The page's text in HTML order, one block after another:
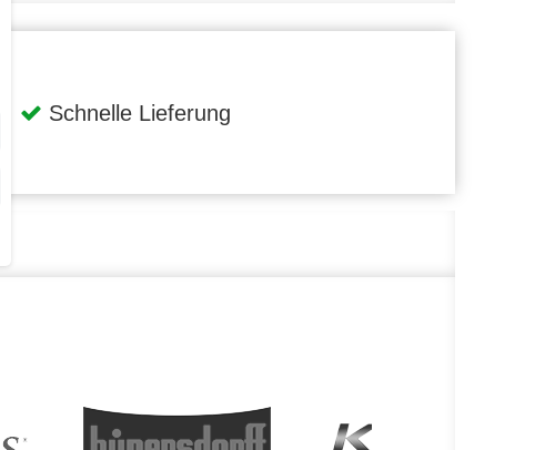
Schnelle Lieferung